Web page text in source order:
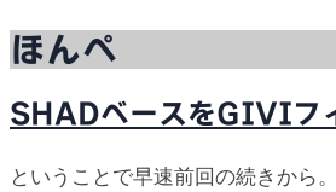
ほんぺ
SHADベースをGIVIフ
ということで早速前回の続きから。